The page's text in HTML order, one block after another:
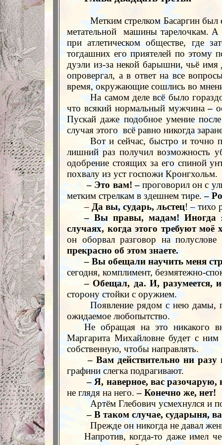
Метким стрелком Басаргин
метательной
машины тарелочкам. А
при атлетическом обществе, где
тогдашних его приятелей по этому
дуэли из-за некой барышни, чьё имя
опровергал, а в ответ на все
время, окружающие сошлись во
На самом деле всё было
что всякий нормальный мужчина–
Пускай даже подобное умение
случая этого всё равно никогда
Вот и сейчас, быстро и точно
лишний раз получил возможность
одобрение стоящих за его спиной
похвалу из уст госпожи Кронгхольм.
– Это вам! –проговорил он с
метким стрелкам в здешнем тире.–
– Да вы, сударь, льстец! – тихо
– Вы правы, мадам! Иногда
случаях, когда этого требуют
он оборвал разговор на
прекрасно об этом знаете.
– Вы обещали научить меня
сегодня, комплимент, безмятежно-
– Обещал, да. И, разумеется,
сторону стойки с оружием.
Появление рядом с нею дамы,
ожидаемое любопытство.
Не обращая на это никакого
Маргарита Михайловне будет с
собственную, чтобы направлять.
– Вам действительно ни разу
графини слегка подрагивают.
– Я, наверное, вас
не глядя на него.– Конечно же, нет!
Артём Глебович усмехнулся и
– В таком случае, сударыня,
Прежде он никогда не давал
Напротив, когда-то даже имел